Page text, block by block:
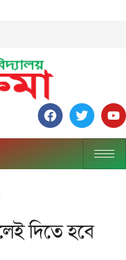
দিতে হবে